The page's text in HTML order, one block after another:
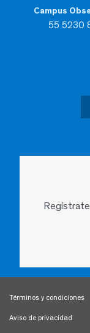
Campus
55 5230
Términos y condiciones
Aviso de privacidad